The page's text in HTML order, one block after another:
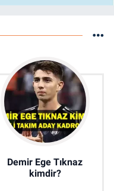
Demir Ege Tıknaz
kimdir?